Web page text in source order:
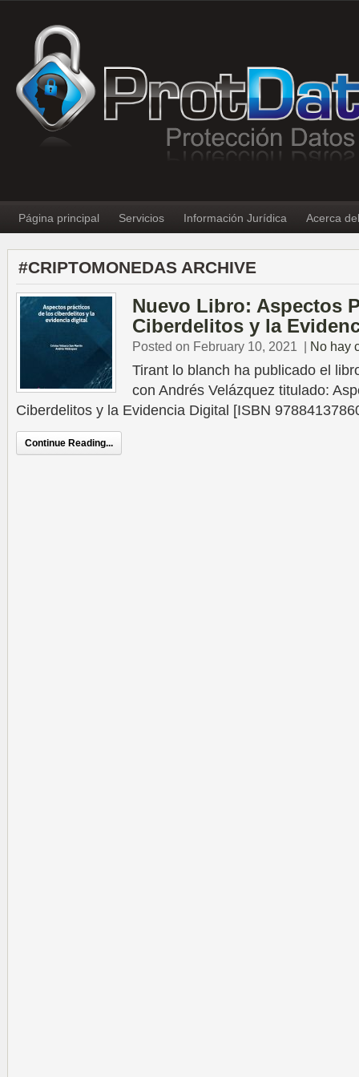
Página principal Servicios Información Jurídica Acerca
#CRIPTOMONEDAS ARCHIVE
Nuevo Libro: Aspectos
Ciberdelitos y la
Posted on February 10, 2021 | No hay
Tirant lo blanch ha publicado el
con Andrés Velázquez titulado:
Ciberdelitos y la Evidencia Digital [ISBN
Continue Reading...